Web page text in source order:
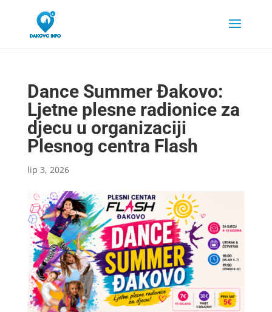
Dance Summer Đakovo:
Ljetne plesne radionice za
djecu u organizaciji
Plesnog centra Flash
lip 3, 2026